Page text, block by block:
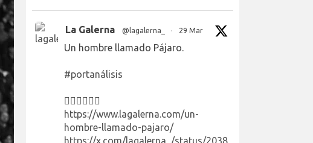
La Galerna @lagalerna_ · 29 Mar
Un hombre llamado Pájaro.
#portanálisis
👉🏻👉🏻👉🏻
https://www.lagalerna.com/un-
hombre-llamado-pajaro/
https://x.com/lagalerna_/status/2038